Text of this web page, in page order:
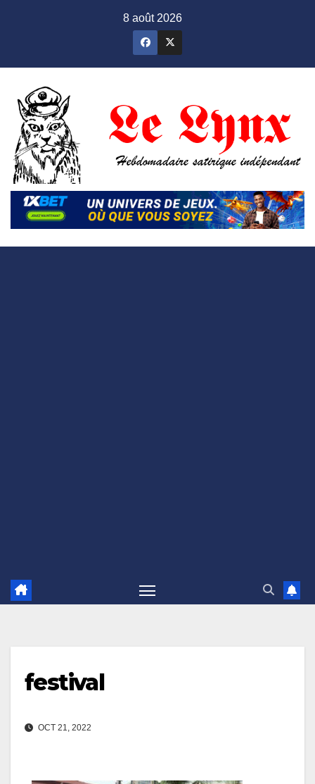
8 août 2026
festival
OCT 21, 2022